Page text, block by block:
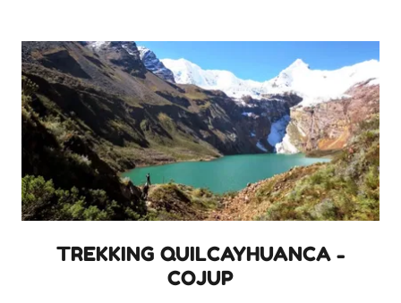
TREKKING QUILCAYHUANCA -
COJUP